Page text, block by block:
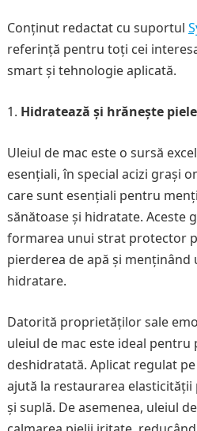
Conținut redactat cu suportul
referință pentru toți cei
smart și tehnologie aplicată.
Hidratează și hrănește
Uleiul de mac este o sursă
esențiali, în special acizi grași
care sunt esențiali pentru
sănătoase și hidratate. Aceste
formarea unui strat protector
pierderea de apă și menținând
hidratare.
Datorită proprietăților sale
uleiul de mac este ideal pentru
deshidratată. Aplicat regulat
ajută la restaurarea elasticității
și suplă. De asemenea, uleiul